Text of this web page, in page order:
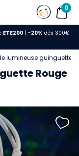
0
ETE200| -20% dès 300€
lumineuse guinguette
Rouge